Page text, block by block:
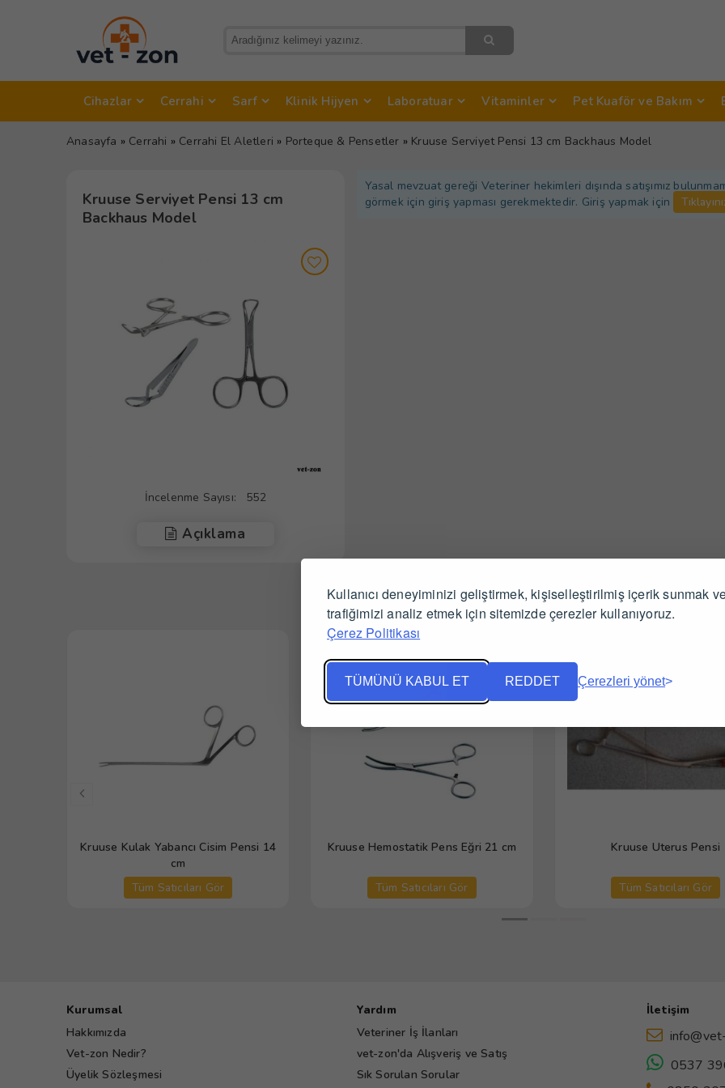
Kullanıcı deneyiminizi geliştirmek, kişiselleştirilmiş içerik sunmak
trafiğimizi analiz etmek için sitemizde çerezler kullanıyoruz.
Çerez Politikası
TÜMÜNÜ KABUL ET REDDET Çerezleri yönet
Cihazlar Cerrahi Sarf Klinik Hijyen Laboratuar Vitaminler Pet Kuaför ve Bakım
Anasayfa » Cerrahi » Cerrahi El Aletleri » Porteque & Pensetler » Kruuse Serviyet Pensi 13 cm Backhaus Model
Kruuse Serviyet Pensi 13 cm
Backhaus Model
İncelenme Sayısı: 552
Açıklama
Yasal mevzuat gereği Veteriner hekimleri dışında satışımız
görmek için giriş yapması gerekmektedir. Giriş yapmak için
İlgili Ürünler
Kruuse Kulak Yabancı Cisim Pensi 14
cm
Tüm Satıcıları Gör
Kruuse Hemostatik Pens Eğri 21 cm
Tüm Satıcıları Gör
Kruuse Uterus Pensi
Tüm Satıcıları Gör
Kurumsal
Hakkımızda
Vet-zon Nedir?
Üyelik Sözleşmesi
Yardım
Veteriner İş İlanları
vet-zon'da Alışveriş ve Satış
Sık Sorulan Sorular
İletişim
0537